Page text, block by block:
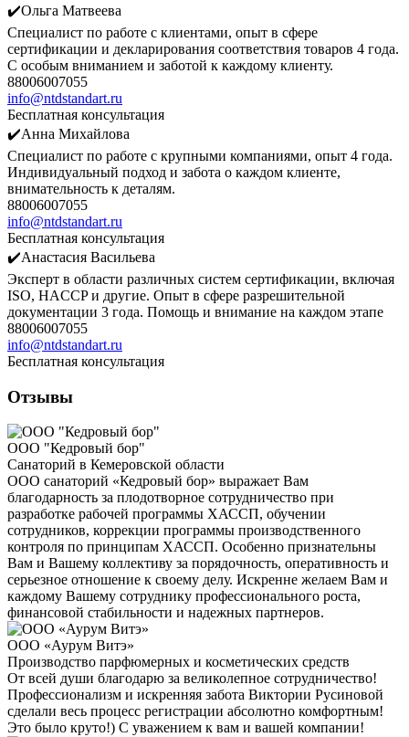
✔️Ольга Матвеева
Специалист по работе с клиентами, опыт в сфере
сертификации и декларирования соответствия товаров 4 года.
С особым вниманием и заботой к каждому клиенту.
88006007055
info@ntdstandart.ru
Бесплатная консультация
✔️Анна Михайлова
Специалист по работе с крупными компаниями, опыт 4 года.
Индивидуальный подход и забота о каждом клиенте,
внимательность к деталям.
88006007055
info@ntdstandart.ru
Бесплатная консультация
✔️Анастасия Васильева
Эксперт в области различных систем сертификации, включая
ISO, HACCP и другие. Опыт в сфере разрешительной
документации 3 года. Помощь и внимание на каждом этапе
88006007055
info@ntdstandart.ru
Бесплатная консультация
Отзывы
ООО "Кедровый бор"
Санаторий в Кемеровской области
ООО санаторий «Кедровый бор» выражает Вам
благодарность за плодотворное сотрудничество при
разработке рабочей программы ХАССП, обучении
сотрудников, коррекции программы производственного
контроля по принципам ХАССП. Особенно признательны
Вам и Вашему коллективу за порядочность, оперативность и
серьезное отношение к своему делу. Искренне желаем Вам и
каждому Вашему сотруднику профессионального роста,
финансовой стабильности и надежных партнеров.
ООО «Аурум Витэ»
Производство парфюмерных и косметических средств
От всей души благодарю за великолепное сотрудничество!
Профессионализм и искренняя забота Виктории Русиновой
сделали весь процесс регистрации абсолютно комфортным!
Это было круто!) С уважением к вам и вашей компании!